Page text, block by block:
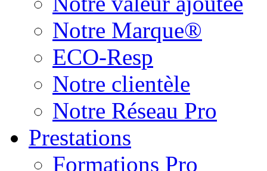
Notre Marque®
ECO-Resp
Notre clientèle
Notre Réseau Pro
Prestations
Formations Pro